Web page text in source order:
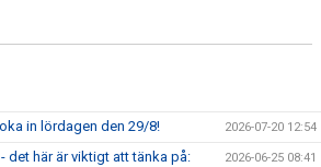
in lördagen den 29/8! 2026-07-20 12:54
det här är viktigt att tänka på: 2026-06-25 08:41